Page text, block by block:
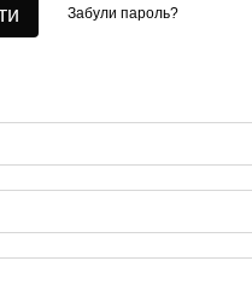
Забули пароль?